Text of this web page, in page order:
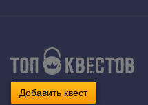
Добавить квест